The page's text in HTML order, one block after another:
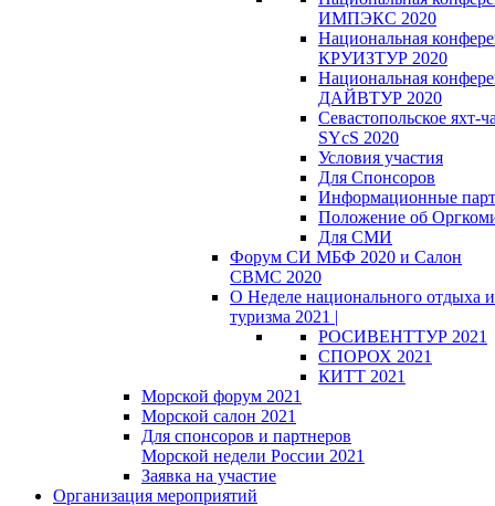
ИМПЭКС 2020
Национальная
КРУИЗТУР 2020
Национальная
ДАЙВТУР 2020
Севастопольское яхт-
SYcS 2020
Условия участия
Для Спонсоров
Информационные
Положение об
Для СМИ
Форум СИ МБФ 2020 и Салон
СВМС 2020
О Неделе национального отдыха и
туризма 2021 |
РОСИВЕНТТУР 2021
СПОРОХ 2021
КИТТ 2021
Морской форум 2021
Морской салон 2021
Для спонсоров и партнеров
Морской недели России 2021
Заявка на участие
Организация мероприятий